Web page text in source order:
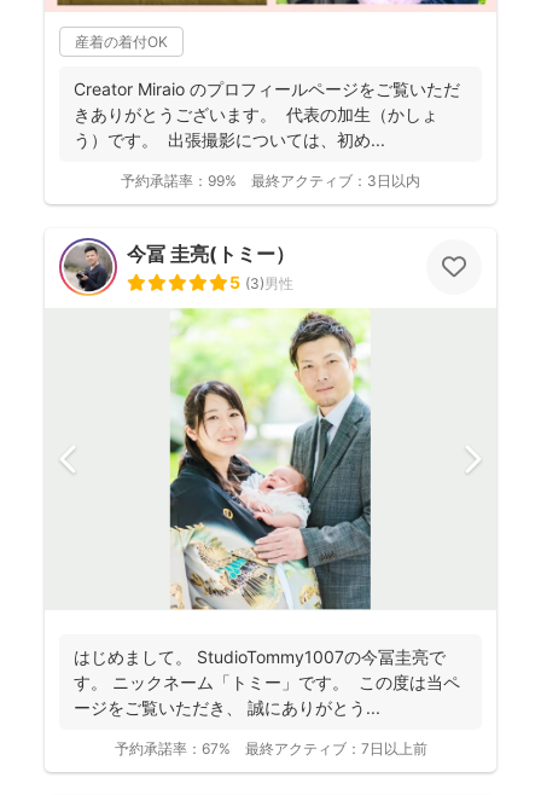
産着の着付OK
Creator Miraio のプロフィールページをご覧いただ
きありがとうございます。 代表の加生（かしょ
う）です。 出張撮影については、初め...
予約承諾率： 99% 最終アクティブ： 3日以内
今冨 圭亮(トミー）
5 (3)男性
はじめまして。 StudioTommy1007の今冨圭亮で
す。 ニックネーム「トミー」です。 この度は当ペ
ージをご覧いただき、 誠にありがとう...
予約承諾率： 67% 最終アクティブ： 7日以上前